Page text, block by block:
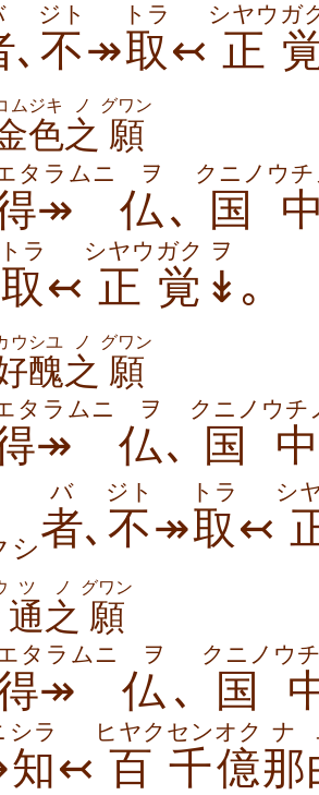
､ 不
ジト
↠取
トラ
↢ 正
シヤウ ガ
色
ムジキ
之
ノ
願
グワン
↠
タラムニ
仏
ヲ
､ 国
クニノ ウ
取
トラ
↢ 正
シヤウ
覚
ガク
↡
ヲ
｡
醜
ウシユ
之
ノ
願
グワン
↠
タラムニ
仏
ヲ
､ 国
クニノ
中
ウチ
シ者
バ
､ 不
ジト
↠取
トラ
↢
シ
通
ツ
之
ノ
願
グワン
↠
タラムニ
仏
ヲ
､ 国
クニノ ウ
知
シラ
↢ 百
ヒヤク
千億
センオク
那
ナ